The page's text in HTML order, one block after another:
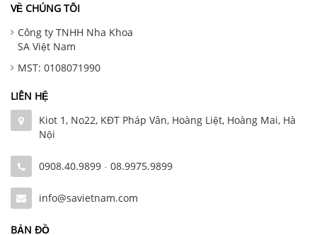
VỀ CHÚNG TÔI
Công ty TNHH Nha Khoa
SA Việt Nam
MST: 0108071990
LIÊN HỆ
Kiot 1, No22, KĐT Pháp Vân, Hoàng Liệt, Hoàng Mai, Hà
Nội
0908.40.9899 - 08.9975.9899
info@savietnam.com
BẢN ĐỒ